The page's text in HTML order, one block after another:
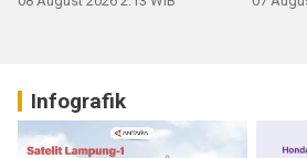
Infografik